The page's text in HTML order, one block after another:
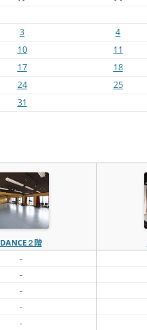
3 4
10 11
17 18
24 25
31
DANCE２階
-
-
-
-
-